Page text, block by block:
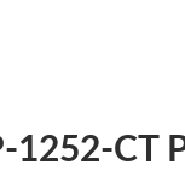
1252-CT